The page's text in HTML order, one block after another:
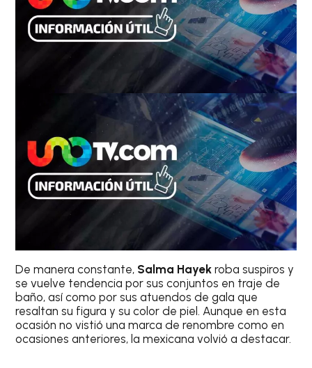
De manera constante, Salma Hayek roba suspiros y
se vuelve tendencia por sus conjuntos en traje de
baño, así como por sus atuendos de gala que
resaltan su figura y su color de piel. Aunque en esta
ocasión no vistió una marca de renombre como en
ocasiones anteriores, la mexicana volvió a destacar.